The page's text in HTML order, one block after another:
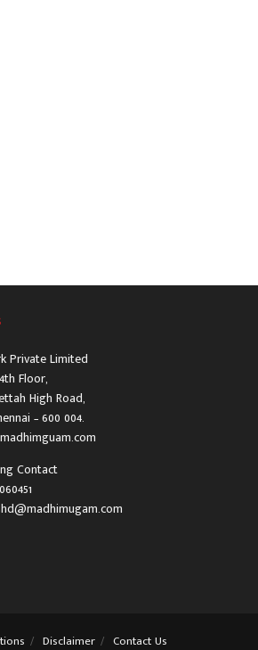
Private Limited
Floor,
High Road,
– 600 004.
Contact
Disclaimer Contact Us